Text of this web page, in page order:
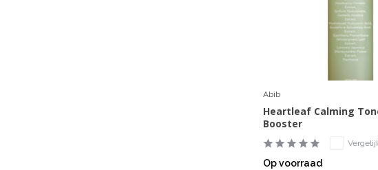
Abib
Heartleaf Calming
Booster
Op voorraad